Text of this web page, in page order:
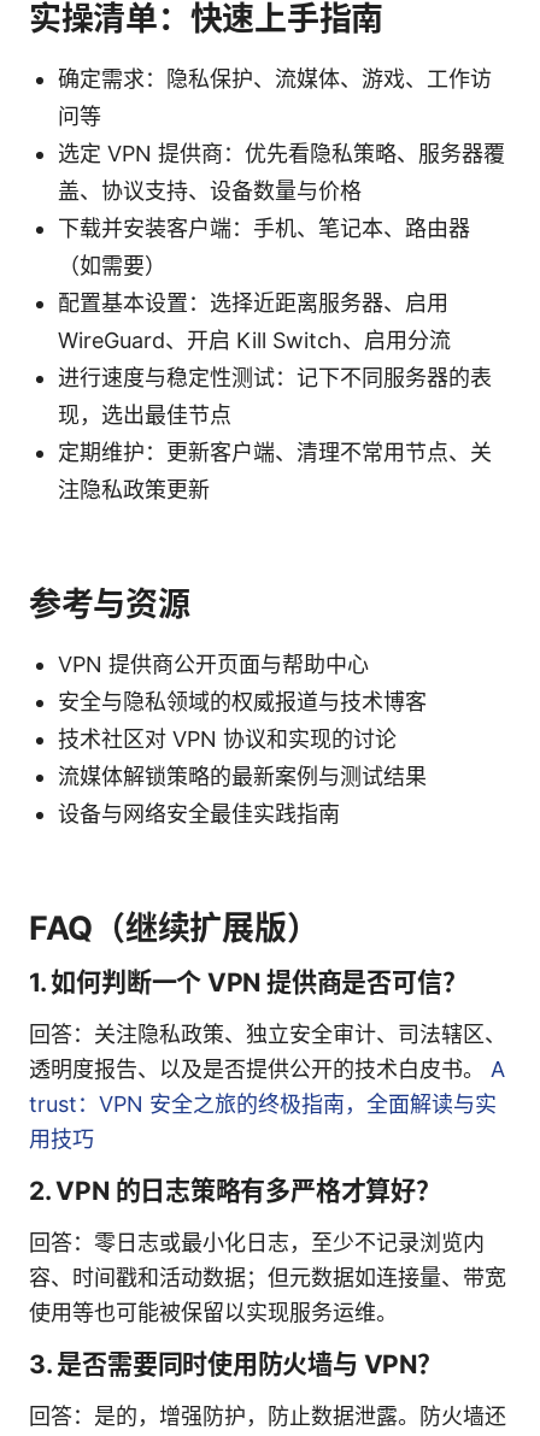
实操清单：快速上手指南
确定需求：隐私保护、流媒体、游戏、工作访
问等
选定 VPN 提供商：优先看隐私策略、服务器覆
盖、协议支持、设备数量与价格
下载并安装客户端：手机、笔记本、路由器
（如需要）
配置基本设置：选择近距离服务器、启用
WireGuard、开启 Kill Switch、启用分流
进行速度与稳定性测试：记下不同服务器的表
现，选出最佳节点
定期维护：更新客户端、清理不常用节点、关
注隐私政策更新
参考与资源
VPN 提供商公开页面与帮助中心
安全与隐私领域的权威报道与技术博客
技术社区对 VPN 协议和实现的讨论
流媒体解锁策略的最新案例与测试结果
设备与网络安全最佳实践指南
FAQ（继续扩展版）
1. 如何判断一个 VPN 提供商是否可信？
回答：关注隐私政策、独立安全审计、司法辖区、
透明度报告、以及是否提供公开的技术白皮书。 A
trust：VPN 安全之旅的终极指南，全面解读与实
用技巧
2. VPN 的日志策略有多严格才算好？
回答：零日志或最小化日志，至少不记录浏览内
容、时间戳和活动数据；但元数据如连接量、带宽
使用等也可能被保留以实现服务运维。
3. 是否需要同时使用防火墙与 VPN？
回答：是的，增强防护，防止数据泄露。防火墙还